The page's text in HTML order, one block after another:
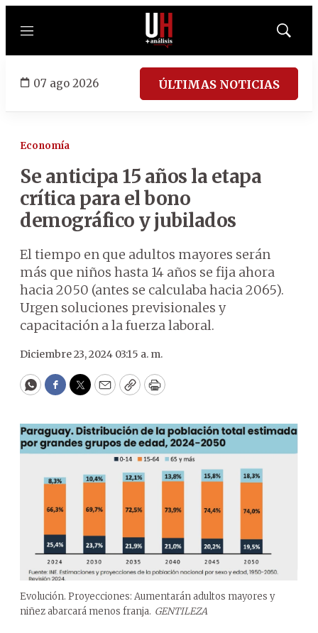
Menú
Mostrar
07 ago 2026 ÚLTIMAS NOTICIAS
Economía
Se anticipa 15 años la etapa
crítica para el bono
demográfico y jubilados
El tiempo en que adultos mayores serán
más que niños hasta 14 años se fija ahora
hacia 2050 (antes se calculaba hacia 2065).
Urgen soluciones previsionales y
capacitación a la fuerza laboral.
Diciembre 23, 2024 03:15 a. m.
WhatsApp
Facebook
Twitter
EmailCopyPrint
Evolución. Proyecciones: Aumentarán adultos mayores y
niñez abarcará menos franja. GENTILEZA